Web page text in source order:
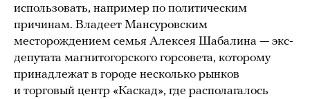
использовать, например по политическим
причинам. Владеет Мансуровским
месторождением семья Алексея Шабалина — экс-
депутата магнитогорского горсовета, которому
принадлежат в городе несколько рынков
и торговый центр «Каскад», где располагалось